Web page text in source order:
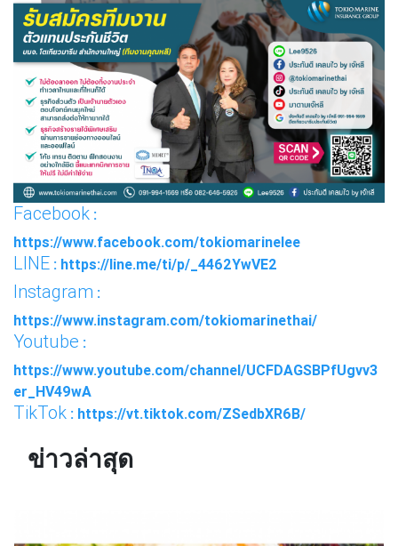
Facebook :
https://www.facebook.com/tokiomarinelee
LINE : https://line.me/ti/p/_4462YwVE2
Instagram :
https://www.instagram.com/tokiomarinethai/
Youtube :
https://www.youtube.com/channel/UCFDAGSBPfUgvv3
er_HV49wA
TikTok : https://vt.tiktok.com/ZSedbXR6B/
ข่าวล่าสุด